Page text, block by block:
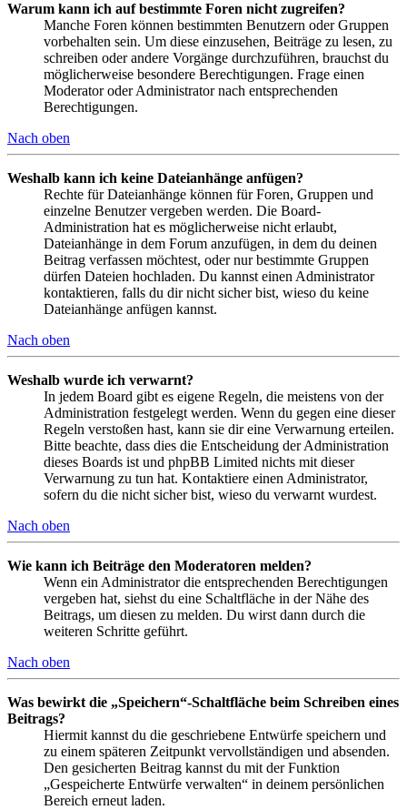
Warum kann ich auf bestimmte Foren nicht zugreifen?
Manche Foren können bestimmten Benutzern oder Gruppen
vorbehalten sein. Um diese einzusehen, Beiträge zu lesen, zu
schreiben oder andere Vorgänge durchzuführen, brauchst du
möglicherweise besondere Berechtigungen. Frage einen
Moderator oder Administrator nach entsprechenden
Berechtigungen.
Nach oben
Weshalb kann ich keine Dateianhänge anfügen?
Rechte für Dateianhänge können für Foren, Gruppen und
einzelne Benutzer vergeben werden. Die Board-
Administration hat es möglicherweise nicht erlaubt,
Dateianhänge in dem Forum anzufügen, in dem du deinen
Beitrag verfassen möchtest, oder nur bestimmte Gruppen
dürfen Dateien hochladen. Du kannst einen Administrator
kontaktieren, falls du dir nicht sicher bist, wieso du keine
Dateianhänge anfügen kannst.
Nach oben
Weshalb wurde ich verwarnt?
In jedem Board gibt es eigene Regeln, die meistens von der
Administration festgelegt werden. Wenn du gegen eine dieser
Regeln verstoßen hast, kann sie dir eine Verwarnung erteilen.
Bitte beachte, dass dies die Entscheidung der Administration
dieses Boards ist und phpBB Limited nichts mit dieser
Verwarnung zu tun hat. Kontaktiere einen Administrator,
sofern du die nicht sicher bist, wieso du verwarnt wurdest.
Nach oben
Wie kann ich Beiträge den Moderatoren melden?
Wenn ein Administrator die entsprechenden Berechtigungen
vergeben hat, siehst du eine Schaltfläche in der Nähe des
Beitrags, um diesen zu melden. Du wirst dann durch die
weiteren Schritte geführt.
Nach oben
Was bewirkt die „Speichern“-Schaltfläche beim Schreiben eines
Beitrags?
Hiermit kannst du die geschriebene Entwürfe speichern und
zu einem späteren Zeitpunkt vervollständigen und absenden.
Den gesicherten Beitrag kannst du mit der Funktion
„Gespeicherte Entwürfe verwalten“ in deinem persönlichen
Bereich erneut laden.